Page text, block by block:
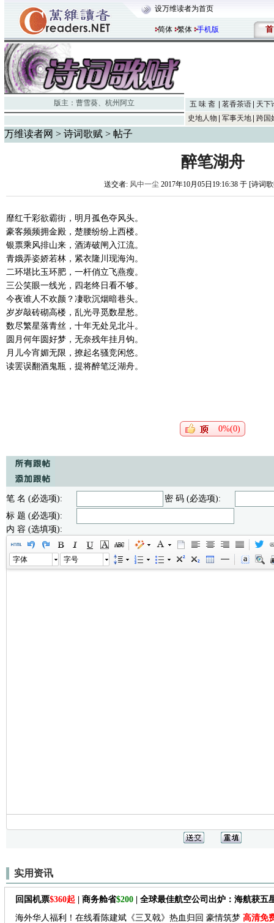
设万维读者为首页
简体 繁体 手机版 首
版主： 曹雪葵、 杭州阿立 五 味 斋 茗香茶语
天下
史地人物
军事天地 跨国
万维读者网 > 诗词歌赋 > 帖子
醉笔湖舟
送交者: 风中一尘 2017年10月05日19:16:38 于 [诗词
靡红千彩欲霸街，明月孤色夺风头。
豪客频频拥金殿，楚腰纷纷上西楼。
银票乘风排山来，酒涛破闸入江流。
青娥弄姿娇若林，紧衣隆川现海沟。
二环堪比玉环肥，一杆俏立飞燕瘦。
三公笑眼一线光，四老终日看不够。
今夜谁人不欢颜？凄歌沉烟暗巷头。
岁岁敲砖砌高楼，乱光寻觅数星愁。
数尽繁星落青丝，十年无处见北斗。
圆月何年圆好梦，无奈残年挂月钩。
月儿今宵媚无限，撩起名骚竞闲悠。
读罢误翻酒鬼瓶，提将醉笔泛湖舟。
0%(0)
笔 名 (必选项):
密 码 (必选项):
标 题 (必选项):
内 容 (选填项):
字体 字号
实用资讯
回国机票$360起 | 商务舱省$200 | 全球最佳航空公司出炉：海航获五
海外华人福利！在线看陈建斌《三叉戟》热血归回 豪情筑梦 高清免